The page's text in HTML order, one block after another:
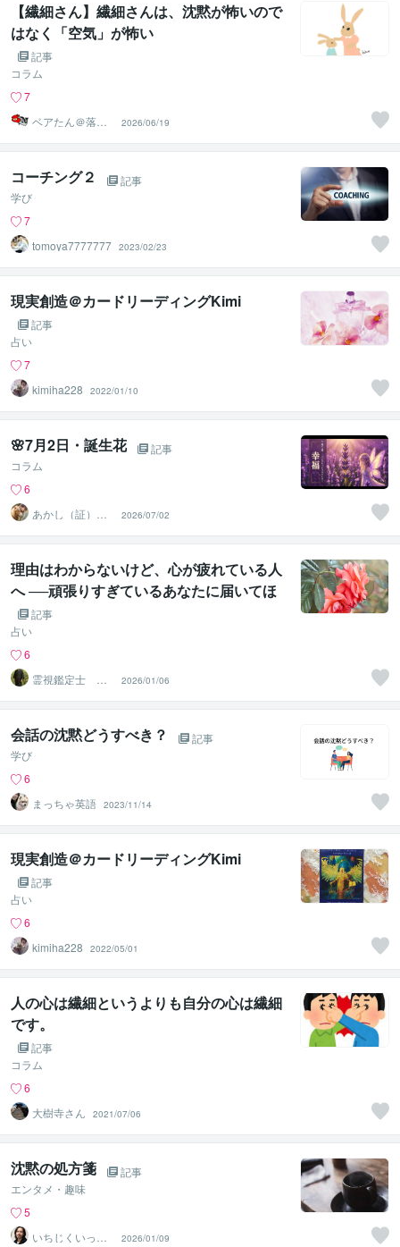
【繊細さん】繊細さんは、沈黙が怖いので
はなく「空気」が怖い
記事
コラム
7
ベアたん＠落書
きイラストレー
ター
2026/06/19
コーチング２
記事
学び
7
tomoya7777777 2023/02/23
現実創造＠カードリーディングKimi
記事
占い
7
kimiha228
2022/01/10
🌸7月2日・誕生花
記事
コラム
6
あかし（証）
『アニマルコミ
ュニケーター』
2026/07/02
理由はわからないけど、心が疲れている人
へ ──頑張りすぎているあなたに届いてほ
しい話
記事
占い
6
霊視鑑定士 神
凪
2026/01/06
会話の沈黙どうすべき？
記事
学び
6
まっちゃ英語 2023/11/14
現実創造＠カードリーディングKimi
記事
占い
6
kimiha228
2022/05/01
人の心は繊細というよりも自分の心は繊細
です。
記事
コラム
6
大樹寺さん
2021/07/06
沈黙の処方箋
記事
エンタメ・趣味
5
いちじくいっせ
2026/01/09